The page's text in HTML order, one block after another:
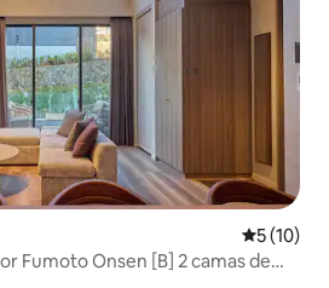
5 de uma
5 (10)
Fumoto Onsen [B] 2 camas de